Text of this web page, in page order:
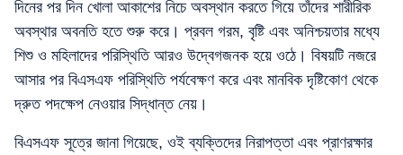
দিনের পর দিন খোলা আকাশের নিচে অবস্থান করতে গিয়ে তাঁদের শারীরিক
অবস্থার অবনতি হতে শুরু করে। প্রবল গরম, বৃষ্টি এবং অনিশ্চয়তার মধ্যে
শিশু ও মহিলাদের পরিস্থিতি আরও উদ্বেগজনক হয়ে ওঠে। বিষয়টি নজরে
আসার পর বিএসএফ পরিস্থিতি পর্যবেক্ষণ করে এবং মানবিক দৃষ্টিকোণ থেকে
দ্রুত পদক্ষেপ নেওয়ার সিদ্ধান্ত নেয়।
বিএসএফ সূত্রে জানা গিয়েছে, ওই ব্যক্তিদের নিরাপত্তা এবং প্রাণরক্ষার